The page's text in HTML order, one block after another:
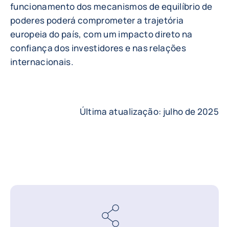
funcionamento dos mecanismos de equilíbrio de
poderes poderá comprometer a trajetória
europeia do país, com um impacto direto na
confiança dos investidores e nas relações
internacionais.
Última atualização: julho de 2025